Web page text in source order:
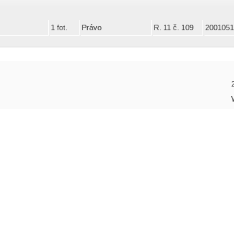
1 fot. Právo R. 11 č. 109